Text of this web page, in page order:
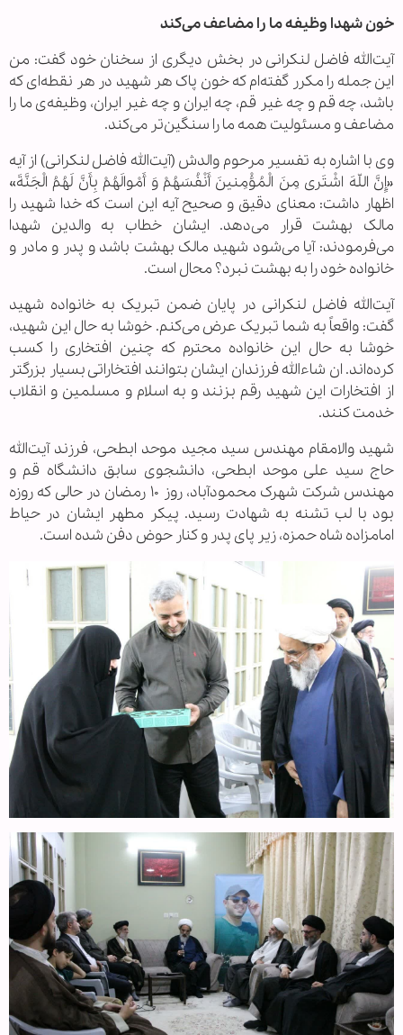
خون شهدا وظیفه ما را مضاعف می‌کند
آیت‌الله فاضل لنکرانی در بخش دیگری از سخنان خود گفت: من
این جمله را مکرر گفته‌ام که خون پاک هر شهید در هر نقطه‌ای که
باشد، چه قم و چه غیر قم، چه ایران و چه غیر ایران، وظیفه‌ی ما را
مضاعف و مسئولیت همه ما را سنگین‌تر می‌کند.
وی با اشاره به تفسیر مرحوم والدش (آیت‌الله فاضل لنکرانی) از آیه
«إِنَّ اللّهَ اشْتَری مِنَ الْمُؤْمِنینَ أَنْفُسَهُمْ وَ أَمْوالَهُمْ بِأَنَّ لَهُمُ الْجَنَّةَ»
اظهار داشت: معنای دقیق و صحیح آیه این است که خدا شهید را
مالک بهشت قرار می‌دهد. ایشان خطاب به والدین شهدا
می‌فرمودند: آیا می‌شود شهید مالک بهشت باشد و پدر و مادر و
خانواده خود را به بهشت نبرد؟ محال است.
آیت‌الله فاضل لنکرانی در پایان ضمن تبریک به خانواده شهید
گفت: واقعاً به شما تبریک عرض می‌کنم. خوشا به حال این شهید،
خوشا به حال این خانواده محترم که چنین افتخاری را کسب
کرده‌اند. ان شاءالله فرزندان ایشان بتوانند افتخاراتی بسیار بزرگتر
از افتخارات این شهید رقم بزنند و به اسلام و مسلمین و انقلاب
خدمت کنند.
شهید والامقام مهندس سید مجید موحد ابطحی، فرزند آیت‌الله
حاج سید علی موحد ابطحی، دانشجوی سابق دانشگاه قم و
مهندس شرکت شهرک محمودآباد، روز ۱۰ رمضان در حالی که روزه
بود با لب تشنه به شهادت رسید. پیکر مطهر ایشان در حیاط
امامزاده شاه حمزه، زیر پای پدر و کنار حوض دفن شده است.